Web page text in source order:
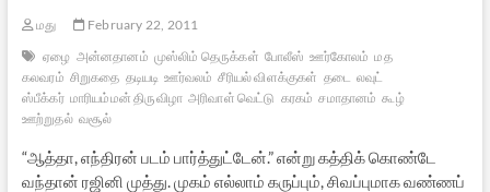
மது
February 22, 2011
ஏழை அன்னதானம் முஸ்லிம் தெருக்கள் போலீஸ் ஊர்கோலம் மத
கலவரம் சிறுகதை தடியடி ஊர்வலம் சீரியல் விளக்குகள் தடை
லவுட்
ஸ்பீக்கர் மாரியம்மன் திருவிழா அரிவாள் வெட்டு கரகம் சமாதானம் கூழ்
ஊற்றுதல் வசூல்
“ஆத்தா, எந்திரன் படம் பார்த்துட்டேன்.” என்று கத்திக் கொண்டே
வந்தான் ரஜினி முத்து. முகம் எல்லாம் கருப்பும், சிவப்புமாக வண்ணப்